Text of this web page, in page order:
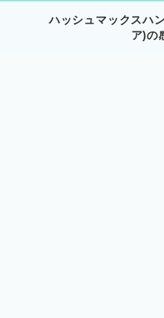
ハッシュマックスハ
ア)の